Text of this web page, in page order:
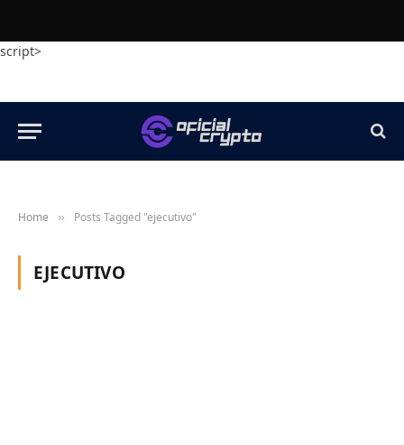
script>
Home » Posts Tagged "ejecutivo"
EJECUTIVO